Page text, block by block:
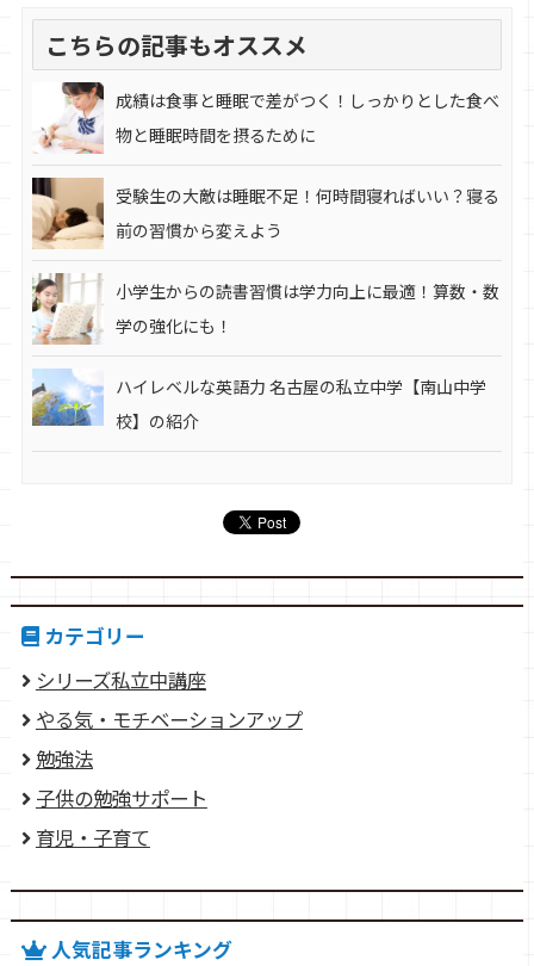
こちらの記事もオススメ
成績は食事と睡眠で差がつく！しっかりとした食べ
物と睡眠時間を摂るために
受験生の大敵は睡眠不足！何時間寝ればいい？寝る
前の習慣から変えよう
小学生からの読書習慣は学力向上に最適！算数・数
学の強化にも！
ハイレベルな英語力 名古屋の私立中学【南山中学
校】の紹介
カテゴリー
シリーズ私立中講座
やる気・モチベーションアップ
勉強法
子供の勉強サポート
育児・子育て
人気記事ランキング